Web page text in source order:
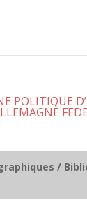
POLITIQUE
/